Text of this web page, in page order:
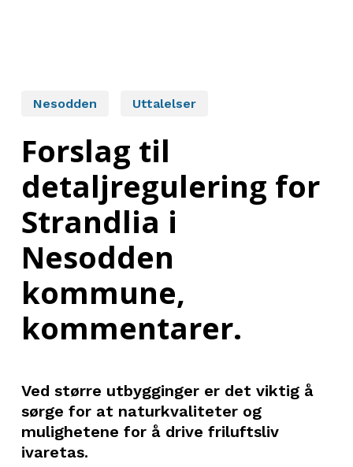
Nesodden Uttalelser
Forslag til
detaljregulering for
Strandlia i
Nesodden
kommune,
kommentarer.
Ved større utbygginger er det viktig å
sørge for at naturkvaliteter og
mulighetene for å drive friluftsliv
ivaretas.